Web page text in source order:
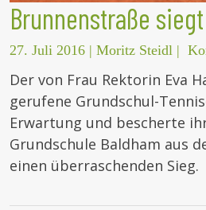
Brunnenstraße siegt
27. Juli 2016 | Moritz Steidl |
Der von Frau Rektorin Eva
gerufene Grundschul-
Erwartung und bescherte
Grundschule Baldham aus
einen überraschenden Sieg.